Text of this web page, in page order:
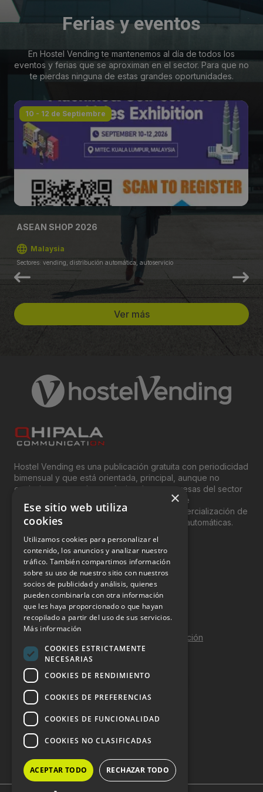
Ferias y eventos
En Hostel Vending te mantenemos al día de todos los
eventos y ferias que se aproximan en el sector. Para que no
te pierdas ninguna de estas grandes oportunidades.
10 - 12 de Septiembre
ASEAN SHOP 2026
Malaysia
Sectores: vending, distribución automática, autoservicio
Ver más
Hostel Vending es una publicación gratuita con periodicidad
bimensual y que está orientada, principal, aunque no
exclusivamente, a los profesionales y empresas del sector
del “Vending”; nombre con el que se conoce
genéricamente entre profesionales a la comercialización de
productos y servicios a través de máquinas automáticas.
INFORMACIÓN LEGAL
Aviso Legal
Política de Privacidad
Política de Cookies
Política de calidad y seguridad de la información
Contacto
DOSSIER Y CONTRATACIÓN
Dossier 2026 (ES)
Dossier 2026 (EN)
×
Ese sitio web utiliza
cookies
Utilizamos cookies para personalizar el
contenido, los anuncios y analizar nuestro
tráfico. También compartimos información
sobre su uso de nuestro sitio con nuestros
socios de publicidad y análisis, quienes
pueden combinarla con otra información
que les haya proporcionado o que hayan
recopilado a partir del uso de sus servicios.
Más información
COOKIES ESTRICTAMENTE
NECESARIAS
COOKIES DE RENDIMIENTO
COOKIES DE PREFERENCIAS
COOKIES DE FUNCIONALIDAD
COOKIES NO CLASIFICADAS
ACEPTAR TODO RECHAZAR TODO